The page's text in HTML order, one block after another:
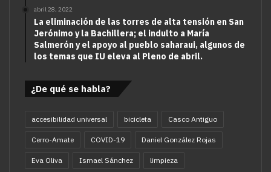
abril 28, 2022
La eliminación de las torres de alta tensión en San
Jerónimo y la Bachillera; el indulto a María
Salmerón y el apoyo al pueblo saharaui, algunos de
los temas que IU eleva al Pleno de abril.
¿De qué se habla?
accesibilidad universal bicicleta Casco Antiguo
Cerro-Amate COVID-19 Daniel González Rojas
Eva Oliva Ismael Sánchez limpieza